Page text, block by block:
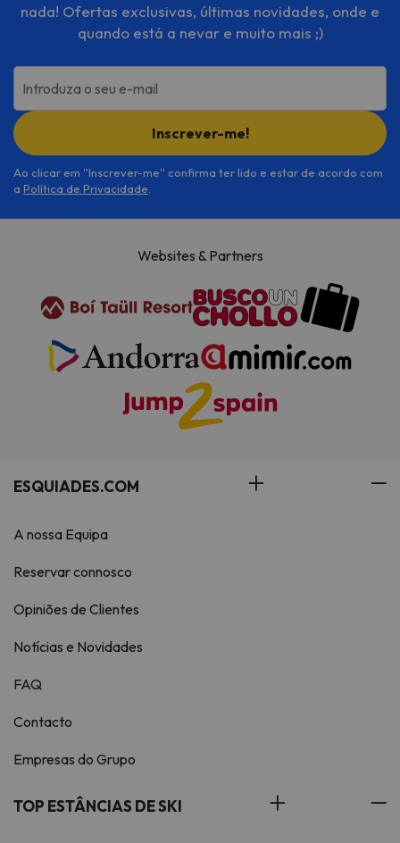
nada! Ofertas exclusivas, últimas novidades, onde e
quando está a nevar e muito mais ;)
Introduza o seu e-mail
Inscrever-me!
Ao clicar em ''Inscrever-me'' confirma ter lido e estar de acordo com
a Política de Privacidade
Websites & Partners
ESQUIADES.COM
A nossa Equipa
Reservar connosco
Opiniões de Clientes
Notícias e Novidades
FAQ
Contacto
Empresas do Grupo
TOP ESTÂNCIAS DE SKI